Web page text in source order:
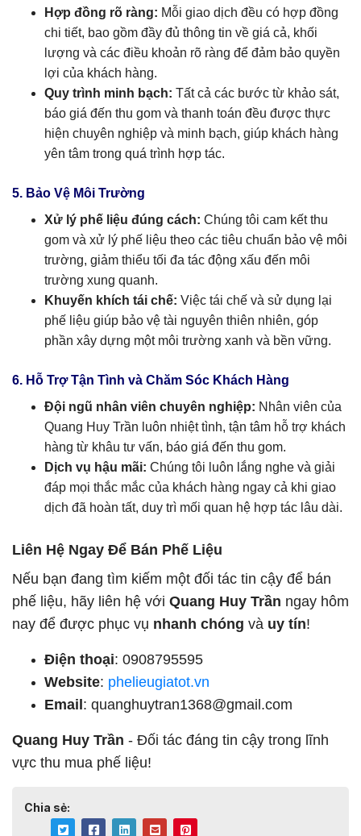
Hợp đồng rõ ràng: Mỗi giao dịch đều có hợp đồng
chi tiết, bao gồm đầy đủ thông tin về giá cả, khối
lượng và các điều khoản rõ ràng để đảm bảo quyền
lợi của khách hàng.
Quy trình minh bạch: Tất cả các bước từ khảo sát,
báo giá đến thu gom và thanh toán đều được thực
hiện chuyên nghiệp và minh bạch, giúp khách hàng
yên tâm trong quá trình hợp tác.
5. Bảo Vệ Môi Trường
Xử lý phế liệu đúng cách: Chúng tôi cam kết thu
gom và xử lý phế liệu theo các tiêu chuẩn bảo vệ môi
trường, giảm thiểu tối đa tác động xấu đến môi
trường xung quanh.
Khuyến khích tái chế: Việc tái chế và sử dụng lại
phế liệu giúp bảo vệ tài nguyên thiên nhiên, góp
phần xây dựng một môi trường xanh và bền vững.
6. Hỗ Trợ Tận Tình và Chăm Sóc Khách Hàng
Đội ngũ nhân viên chuyên nghiệp: Nhân viên của
Quang Huy Trần luôn nhiệt tình, tận tâm hỗ trợ khách
hàng từ khâu tư vấn, báo giá đến thu gom.
Dịch vụ hậu mãi: Chúng tôi luôn lắng nghe và giải
đáp mọi thắc mắc của khách hàng ngay cả khi giao
dịch đã hoàn tất, duy trì mối quan hệ hợp tác lâu dài.
Liên Hệ Ngay Để Bán Phế Liệu
Nếu bạn đang tìm kiếm một đối tác tin cậy để bán
phế liệu, hãy liên hệ với Quang Huy Trần ngay hôm
nay để được phục vụ nhanh chóng và uy tín!
Điện thoại: 0908795595
Website: phelieugiatot.vn
Email: quanghuytran1368@gmail.com
Quang Huy Trần - Đối tác đáng tin cậy trong lĩnh
vực thu mua phế liệu!
Chia sẻ: